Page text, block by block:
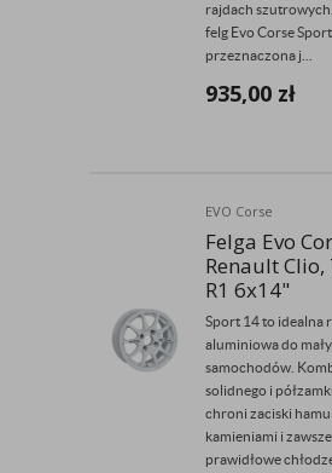
rajdach
felg Evo Corse Sport
przeznaczona j...
935,00 zł
EVO Corse
Felga Evo
Renault
R1 6x14"
Sport 14 to idealna
aluminiowa do
samochodów.
solidnego i
chroni zaciski
kamieniami i
prawidłowe